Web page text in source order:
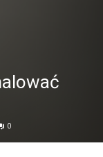
0